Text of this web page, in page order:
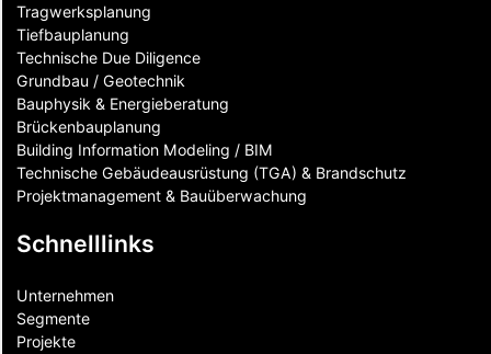
Tragwerksplanung
Tiefbauplanung
Technische Due Diligence
Grundbau / Geotechnik
Bauphysik & Energieberatung
Brückenbauplanung
Building Information Modeling / BIM
Technische Gebäudeausrüstung (TGA) & Brandschutz
Projektmanagement & Bauüberwachung
Schnelllinks
Unternehmen
Segmente
Projekte